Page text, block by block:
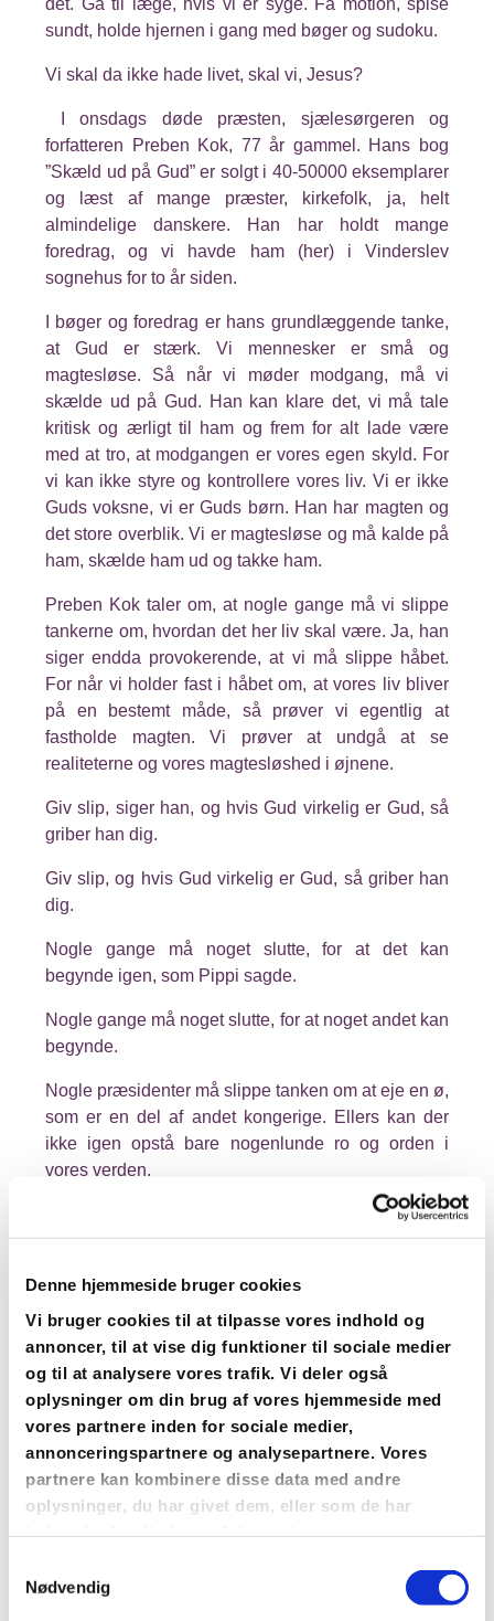
Denne hjemmeside bruger cookies
Vi bruger cookies til at tilpasse vores indhold og
annoncer, til at vise dig funktioner til sociale medier
og til at analysere vores trafik. Vi deler også
oplysninger om din brug af vores hjemmeside med
vores partnere inden for sociale medier,
annonceringspartnere og analysepartnere. Vores
partnere kan kombinere disse data med andre
oplysninger, du har givet dem, eller som de har
Nødvendig
sundt, holde hjernen i gang med bøger og sudoku.
Vi skal da ikke hade livet, skal vi, Jesus?
I onsdags døde præsten, sjælesørgeren og
forfatteren Preben Kok, 77 år gammel. Hans bog
”Skæld ud på Gud” er solgt i 40-50000 eksemplarer
og læst af mange præster, kirkefolk, ja, helt
almindelige danskere. Han har holdt mange
foredrag, og vi havde ham (her) i Vinderslev
sognehus for to år siden.
I bøger og foredrag er hans grundlæggende tanke,
at Gud er stærk. Vi mennesker er små og
magtesløse. Så når vi møder modgang, må vi
skælde ud på Gud. Han kan klare det, vi må tale
kritisk og ærligt til ham og frem for alt lade være
med at tro, at modgangen er vores egen skyld. For
vi kan ikke styre og kontrollere vores liv. Vi er ikke
Guds voksne, vi er Guds børn. Han har magten og
det store overblik. Vi er magtesløse og må kalde på
ham, skælde ham ud og takke ham.
Preben Kok taler om, at nogle gange må vi slippe
tankerne om, hvordan det her liv skal være. Ja, han
siger endda provokerende, at vi må slippe håbet.
For når vi holder fast i håbet om, at vores liv bliver
på en bestemt måde, så prøver vi egentlig at
fastholde magten. Vi prøver at undgå at se
realiteterne og vores magtesløshed i øjnene.
Giv slip, siger han, og hvis Gud virkelig er Gud, så
griber han dig.
Giv slip, og hvis Gud virkelig er Gud, så griber han
dig.
Nogle gange må noget slutte, for at det kan
begynde igen, som Pippi sagde.
Nogle gange må noget slutte, for at noget andet kan
begynde.
Nogle præsidenter må slippe tanken om at eje en ø,
som er en del af andet kongerige. Ellers kan der
ikke igen opstå bare nogenlunde ro og orden i
vores verden.
Nogle gange må vi slippe en drøm, en foretrukken
fremtid, for at virkeligheden og livet kan udfolde sig
Okay, det var ikke det menneske, vi skulle dele livet
med, der kommer nok en anden. Okay, det var ikke
det foreningsarbejde, som fungerede lige her, vi må
bruge kræfter på noget andet. Okay, det var ikke
lige nu, vi skulle have den vellykkede køkkenhave.
Måske senere. Måske aldrig.
Vi må slippe en drøm, vi må lægge den i jorden, vi
må begrave en tanke eller en plan, for at noget
andet kan opstå og blive til liv.
Giv slip, og hvis Gud virkelig er Gud, så griber han